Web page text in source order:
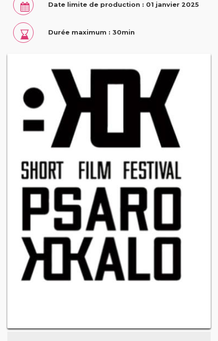
Date limite de production : 01 janvier 2025
Durée maximum : 30min